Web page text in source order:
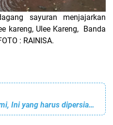
sayuran menjajarkan
kareng, Ulee Kareng, Banda
: RAINISA.
Idul Fitri Di Tengah Pandemi, Ini yang harus dipersiapkan